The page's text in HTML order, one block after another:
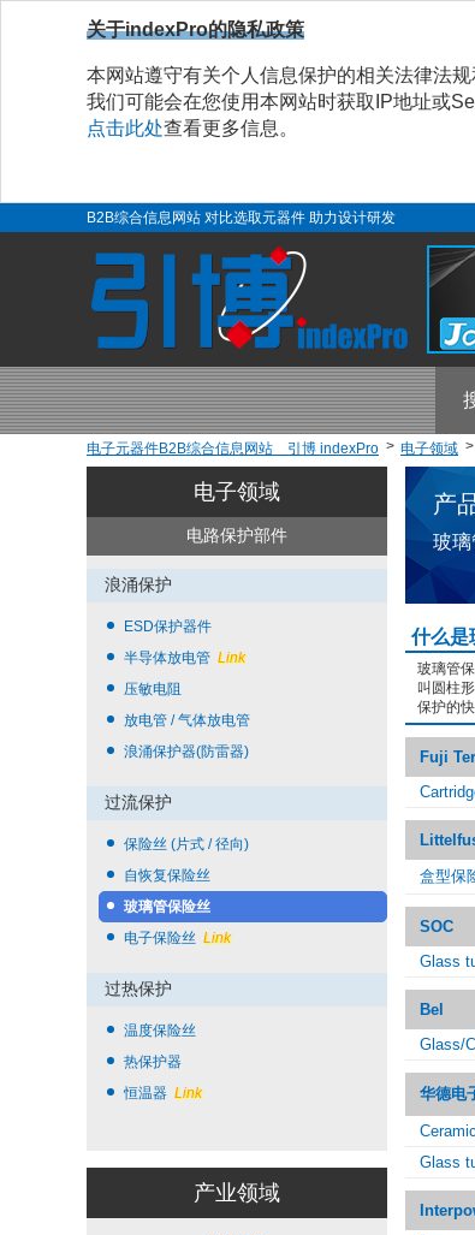
关于indexPro的隐私政策
本网站遵守有关个人信息保护的相关法律法
我们可能会在您使用本网站时获取IP地址或
点击此处查看更多信息。
B2B综合信息网站 对比选取元器件 助力设计研发
电子元器件B2B综合信息网站 引博 indexPro 电子领域
电子领域
电路保护部件
浪涌保护
ESD保护器件
半导体放电管 Link
压敏电阻
放电管 / 气体放电管
浪涌保护器(防雷器)
过流保护
保险丝 (片式 / 径向)
自恢复保险丝
玻璃管保险丝
电子保险丝 Link
过热保护
温度保险丝
热保护器
恒温器 Link
产业领域
产
玻
什么是
玻璃管
叫圆柱
保护的
Fuji
盒型保
SOC
Glass
Bel
Glass/
华德电
Glass